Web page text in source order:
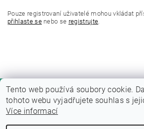
Pouze registrovaní uživatelé mohou vkládat
přihlaste senebo se registrujte.
Tento web používá soubory cookie.
tohoto webu vyjadřujete souhlas s
Více informací